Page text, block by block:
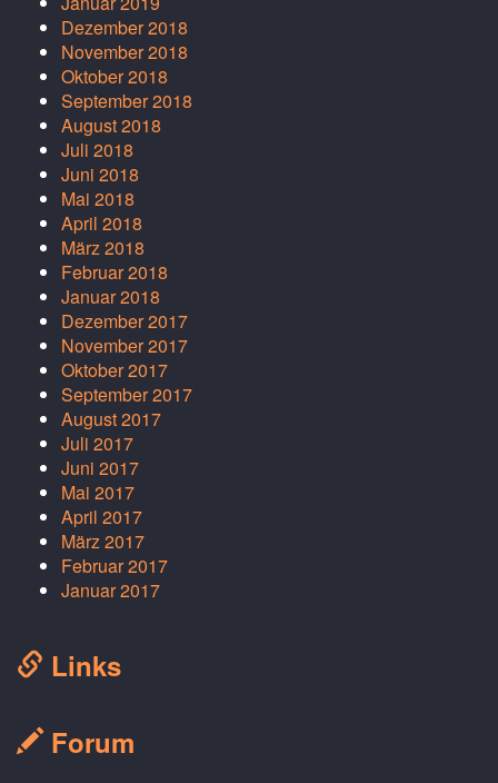
Dezember 2018
November 2018
Oktober 2018
September 2018
August 2018
Juli 2018
Juni 2018
Mai 2018
April 2018
März 2018
Februar 2018
Januar 2018
Dezember 2017
November 2017
Oktober 2017
September 2017
August 2017
Juli 2017
Juni 2017
Mai 2017
April 2017
März 2017
Februar 2017
Januar 2017
Links
Forum